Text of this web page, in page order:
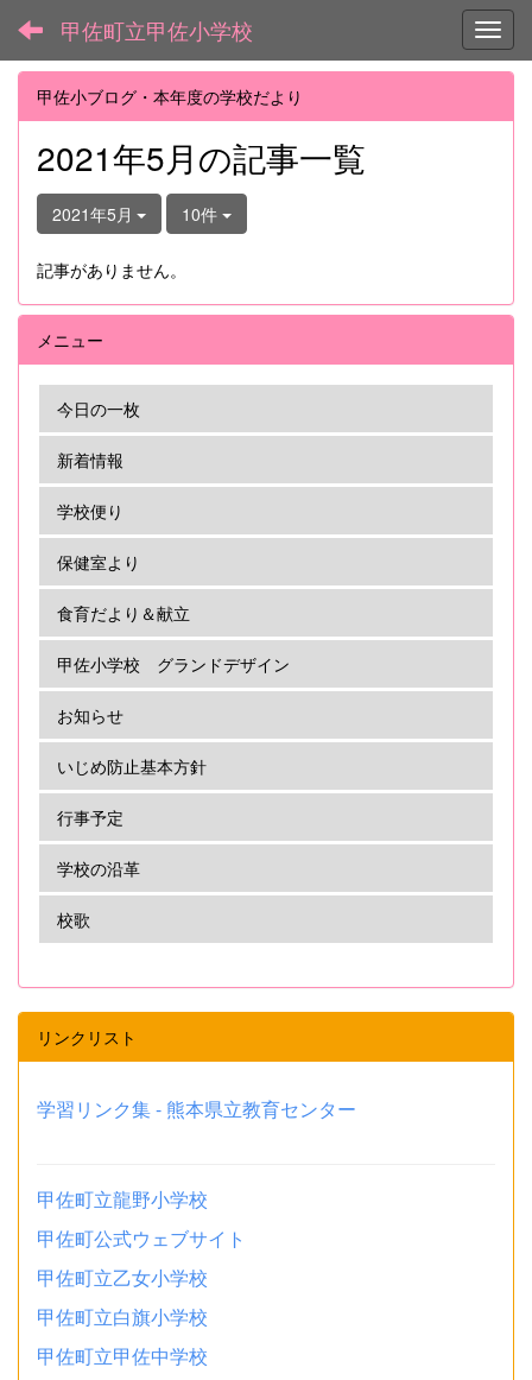
甲佐町立甲佐小学校
甲佐小ブログ・本年度の学校だより
2021年5月の記事一覧
2021年5月 10件
記事がありません。
メニュー
今日の一枚
新着情報
学校便り
保健室より
食育だより＆献立
甲佐小学校 グランドデザイン
お知らせ
いじめ防止基本方針
行事予定
学校の沿革
校歌
リンクリスト
学習リンク集 - 熊本県立教育センター
甲佐町立龍野小学校
甲佐町公式ウェブサイト
甲佐町立乙女小学校
甲佐町立白旗小学校
甲佐町立甲佐中学校